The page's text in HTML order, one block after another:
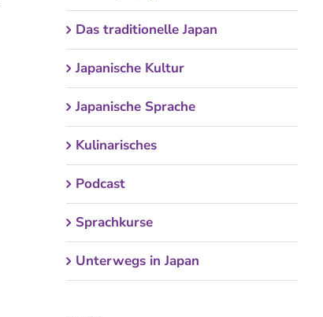
Das traditionelle Japan
Japanische Kultur
Japanische Sprache
Kulinarisches
Podcast
Sprachkurse
Unterwegs in Japan